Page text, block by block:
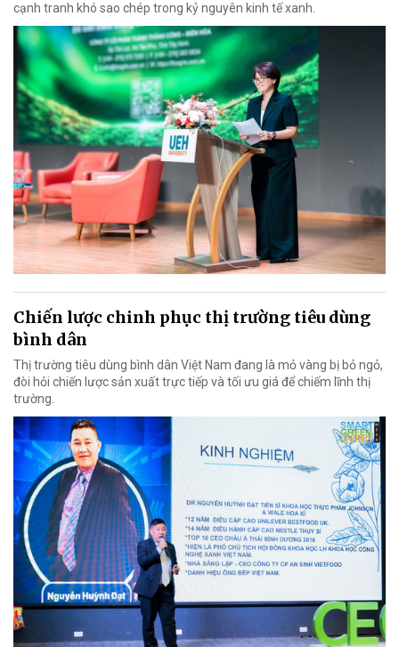
cạnh tranh khó sao chép trong kỷ nguyên kinh tế xanh.
Chiến lược chinh phục thị trường tiêu dùng
bình dân
Thị trường tiêu dùng bình dân Việt Nam đang là mỏ vàng bị bỏ ngỏ,
đòi hỏi chiến lược sản xuất trực tiếp và tối ưu giá để chiếm lĩnh thị
trường.